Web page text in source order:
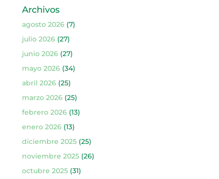
Archivos
agosto 2026(7)
julio 2026(27)
junio 2026(27)
mayo 2026(34)
abril 2026(25)
marzo 2026(25)
febrero 2026(13)
enero 2026(13)
diciembre 2025(25)
noviembre 2025(26)
octubre 2025(31)